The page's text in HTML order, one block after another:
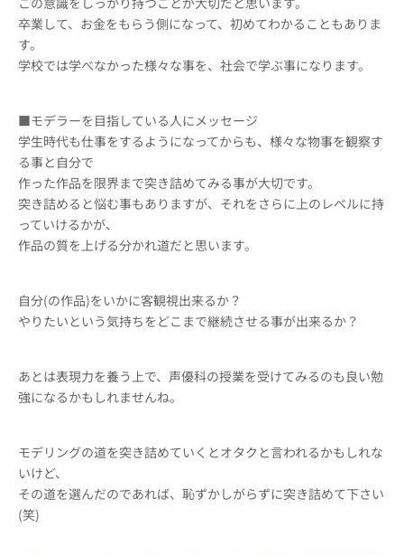
卒業して、お金をもらう側になって、初めてわかることもありま
す。
学校では学べなかった様々な事を、社会で学ぶ事になります。
■モデラーを目指している人にメッセージ
学生時代も仕事をするようになってからも、様々な物事を観察す
る事と自分で
作った作品を限界まで突き詰めてみる事が大切です。
突き詰めると悩む事もありますが、それをさらに上のレベルに持
っていけるかが、
作品の質を上げる分かれ道だと思います。
自分(の作品)をいかに客観視出来るか？
やりたいという気持ちをどこまで継続させる事が出来るか？
あとは表現力を養う上で、声優科の授業を受けてみるのも良い勉
強になるかもしれませんね。
モデリングの道を突き詰めていくとオタクと言われるかもしれな
いけど、
その道を選んだのであれば、恥ずかしがらずに突き詰めて下さい
(笑)